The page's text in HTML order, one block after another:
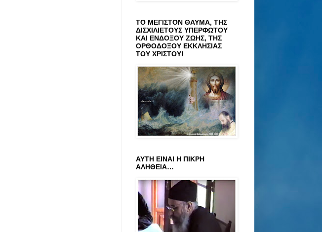
ΤΟ ΜΕΓΙΣΤΟΝ ΘΑΥΜΑ, ΤΗΣ
ΔΙΣΧΙΛΙΕΤΟΥΣ ΥΠΕΡΦΩΤΟΥ
ΚΑΙ ΕΝΔΟΞΟΥ ΖΩΗΣ, ΤΗΣ
ΟΡΘΟΔΟΞΟΥ ΕΚΚΛΗΣΙΑΣ
ΤΟΥ ΧΡΙΣΤΟΥ!
ΑΥΤΗ ΕΙΝΑΙ Η ΠΙΚΡΗ
ΑΛΗΘΕΙΑ…